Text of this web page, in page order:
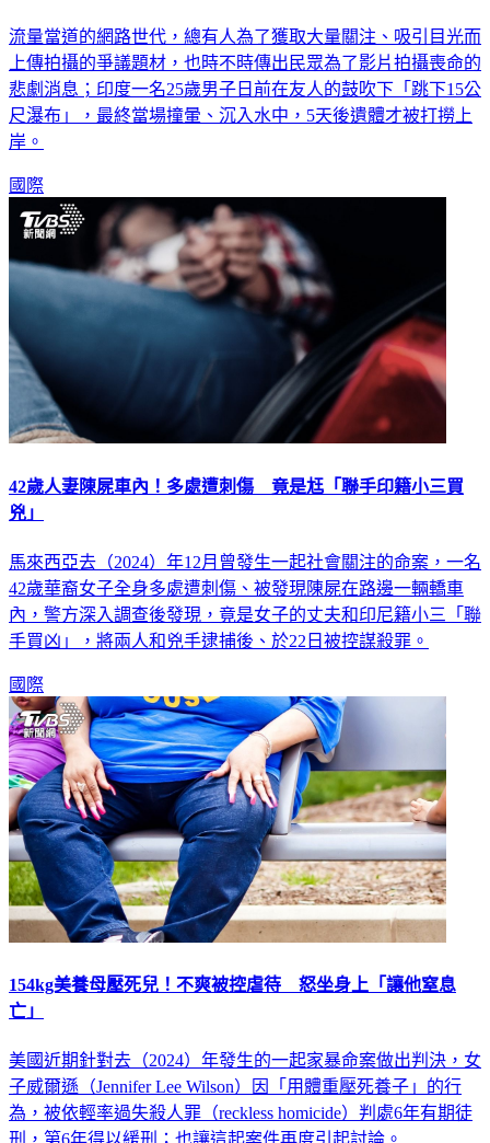
流量當道的網路世代，總有人為了獲取大量關注、吸引目光而
上傳拍攝的爭議題材，也時不時傳出民眾為了影片拍攝喪命的
悲劇消息；印度一名25歲男子日前在友人的鼓吹下「跳下15公
尺瀑布」，最終當場撞暈、沉入水中，5天後遺體才被打撈上
國際
42歲人妻陳屍車內！多處遭刺傷 竟是尪「聯手印籍小三買
馬來西亞去（2024）年12月曾發生一起社會關注的命案，一名
42歲華裔女子全身多處遭刺傷、被發現陳屍在路邊一輛轎車
內，警方深入調查後發現，竟是女子的丈夫和印尼籍小三「聯
國際
154kg美養母壓死兒！不爽被控虐待 怒坐身上「讓他窒息
美國近期針對去（2024）年發生的一起家暴命案做出判決，女
子威爾遜（Jennifer Lee Wilson）因「用體重壓死養子」的行